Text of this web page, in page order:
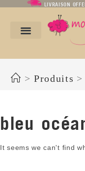
LIVRAISON
> Produits >
bleu
It seems we can't find